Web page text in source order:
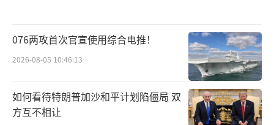
076两攻首次官宣使用综合电推！
2026-08-05 10:46:13
如何看待特朗普加沙和平计划陷僵局 双
方互不相让